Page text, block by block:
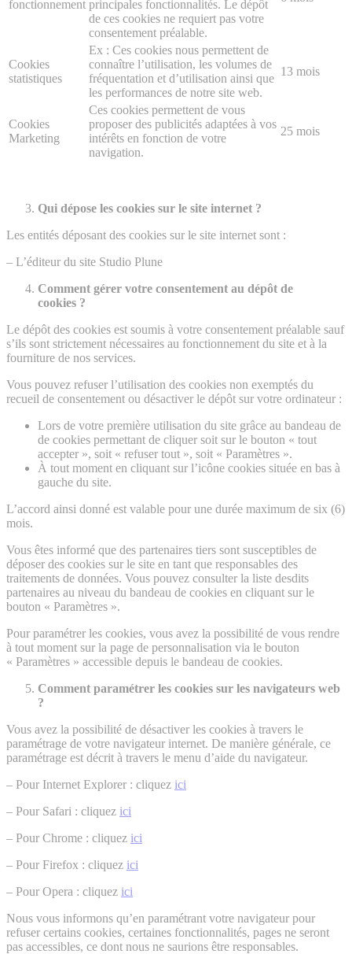
fonctionnement principales fonctionnalités. Le dépôt
de ces cookies ne requiert pas votre
consentement préalable.
Cookies
statistiques
Ex : Ces cookies nous permettent de
connaître l’utilisation, les volumes de
fréquentation et d’utilisation ainsi que
les performances de notre site web.
13 mois
Cookies
Marketing
Ces cookies permettent de vous
proposer des publicités adaptées à vos
intérêts en fonction de votre
navigation.
25 mois
Qui dépose les cookies sur le site internet ?
Les entités déposant des cookies sur le site internet sont :
– L’éditeur du site Studio Plune
Comment gérer votre consentement au dépôt de
cookies ?
Le dépôt des cookies est soumis à votre consentement préalable sauf
s’ils sont strictement nécessaires au fonctionnement du site et à la
fourniture de nos services.
Vous pouvez refuser l’utilisation des cookies non exemptés du
recueil de consentement ou désactiver le dépôt sur votre ordinateur :
Lors de votre première utilisation du site grâce au bandeau de
de cookies permettant de cliquer soit sur le bouton « tout
accepter », soit « refuser tout », soit « Paramètres ».
À tout moment en cliquant sur l’icône cookies située en bas à
gauche du site.
L’accord ainsi donné est valable pour une durée maximum de six (6)
mois.
Vous êtes informé que des partenaires tiers sont susceptibles de
déposer des cookies sur le site en tant que responsables des
traitements de données. Vous pouvez consulter la liste desdits
partenaires au niveau du bandeau de cookies en cliquant sur le
bouton « Paramètres ».
Pour paramétrer les cookies, vous avez la possibilité de vous rendre
à tout moment sur la page de personnalisation via le bouton
« Paramètres » accessible depuis le bandeau de cookies.
Comment paramétrer les cookies sur les navigateurs web
?
Vous avez la possibilité de désactiver les cookies à travers le
paramétrage de votre navigateur internet. De manière générale, ce
paramétrage est décrit à travers le menu d’aide du navigateur.
– Pour Internet Explorer : cliquez ici
– Pour Safari : cliquez ici
– Pour Chrome : cliquez ici
– Pour Firefox : cliquez ici
– Pour Opera : cliquez ici
Nous vous informons qu’en paramétrant votre navigateur pour
refuser certains cookies, certaines fonctionnalités, pages ne seront
pas accessibles, ce dont nous ne saurions être responsables.